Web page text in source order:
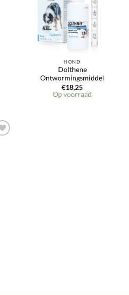
HOND
Dolthene
Ontwormingsmiddel
€18,25
Op voorraad